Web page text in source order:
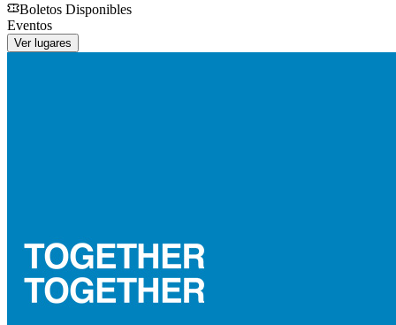
Boletos Disponibles
Eventos
Ver lugares